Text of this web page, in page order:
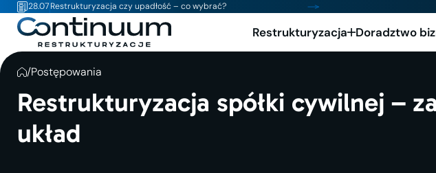
28.07Restrukturyzacja czy upadłość – co wybrać?
Restrukturyzacja Doradztwo
/Postępowania
Restrukturyzacja spółki cywilnej –
układ